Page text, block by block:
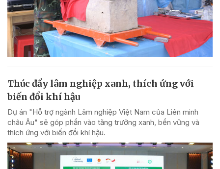
Thúc đẩy lâm nghiệp xanh, thích ứng với
biến đổi khí hậu
Dự án "Hỗ trợ ngành Lâm nghiệp Việt Nam của Liên minh
châu Âu" sẽ góp phần vào tăng trưởng xanh, bền vững và
thích ứng với biến đổi khí hậu.